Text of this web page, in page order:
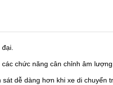
chức năng cân chỉnh âm lượng
dễ dàng hơn khi xe di chuyển